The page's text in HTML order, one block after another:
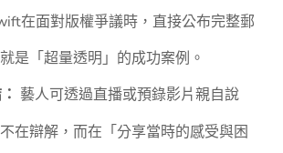
在面對版權爭議時，直接公布完整郵
是「超量透明」的成功案例。
藝人可透過直播或預錄影片親自說
在辯解，而在「分享當時的感受與困